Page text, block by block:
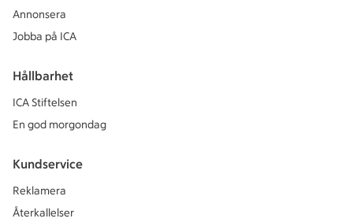
Annonsera
Jobba på ICA
Hållbarhet
ICA Stiftelsen
En god morgondag
Kundservice
Reklamera
Återkallelser